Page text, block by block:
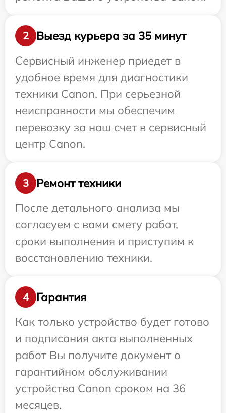
2
Выезд курьера за 35 минут
Сервисный инженер приедет в
удобное время для диагностики
техники Canon. При серьезной
неисправности мы обеспечим
перевозку за наш счет в сервисный
центр Canon.
3
Ремонт техники
После детального анализа мы
согласуем с вами смету работ,
сроки выполнения и приступим к
восстановлению техники.
4
Гарантия
Как только устройство будет готово
и подписания акта выполненных
работ Вы получите документ о
гарантийном обслуживании
устройства Canon сроком на 36
месяцев.